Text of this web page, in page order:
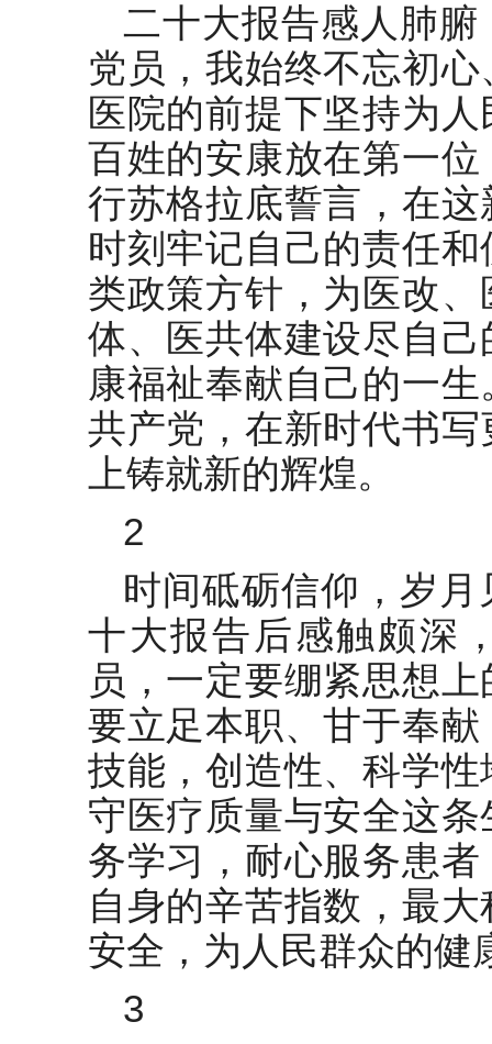
二十大报告感人肺
党员，我始终不忘初
医院的前提下坚持为
百姓的安康放在第一
行苏格拉底誓言，在
时刻牢记自己的责任
类政策方针，为医改
体、医共体建设尽自
康福祉奉献自己的一
共产党，在新时代书
上铸就新的辉煌。
2
时间砥砺信仰，岁
十大报告后感触颇深
员，一定要绷紧思想
要立足本职、甘于奉
技能，创造性、科学
守医疗质量与安全这
务学习，耐心服务患
自身的辛苦指数，最
安全，为人民群众的健
3
学习全国网络安全和信息化会议
精神心得体会3篇
深学笃行全会精神 勇担现代化建
设使命——学习党的二十届四中
全会精神研讨交流材料
民主党派省委会政协履职经验材
在全市选调生队伍建设专题推进
会上的发言